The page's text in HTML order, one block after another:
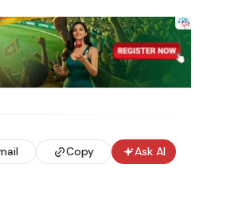
සැලසුම්
වූ සාකච්ඡාවක් සඳහා ඒවා
දර්ශකය ප්‍රධාන
ගැනීමේ හැකියාව
ඔරොත්තු දීමේ හැකියාව
Copy Ask AI